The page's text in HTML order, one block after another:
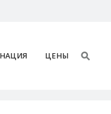
ЦЕНЫ